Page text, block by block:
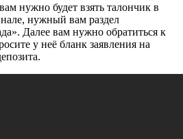
нужно будет взять талончик в
нужный вам раздел
Далее вам нужно обратиться к
у неё бланк заявления на